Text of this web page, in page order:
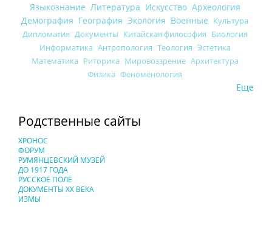
Языкознание Литература Искусство Археология
Демография География Экология Военные Культура
Дипломатия Документы Китайская философия Биология
Информатика Антропология Теология Эстетика
Математика Риторика Мировоззрение Архитектура
Физика Феноменология
Еще
Родственные сайты
ХРОНОС
ФОРУМ
РУМЯНЦЕВСКИЙ МУЗЕЙ
ДО 1917 ГОДА
РУССКОЕ ПОЛЕ
ДОКУМЕНТЫ XX ВЕКА
ИЗМЫ